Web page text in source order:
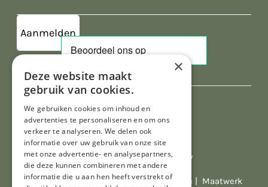
Al onze prijzen zijn incl. BTW
© Copyright 2026 Limburgs Bakwinkeltje | Maatwerk
×
Deze website maakt
gebruik van cookies.
We gebruiken cookies om inhoud en
advertenties te personaliseren en om ons
verkeer te analyseren. We delen ook
informatie over uw gebruik van onze site
met onze advertentie- en analysepartners,
die deze kunnen combineren met andere
informatie die u aan hen heeft verstrekt of